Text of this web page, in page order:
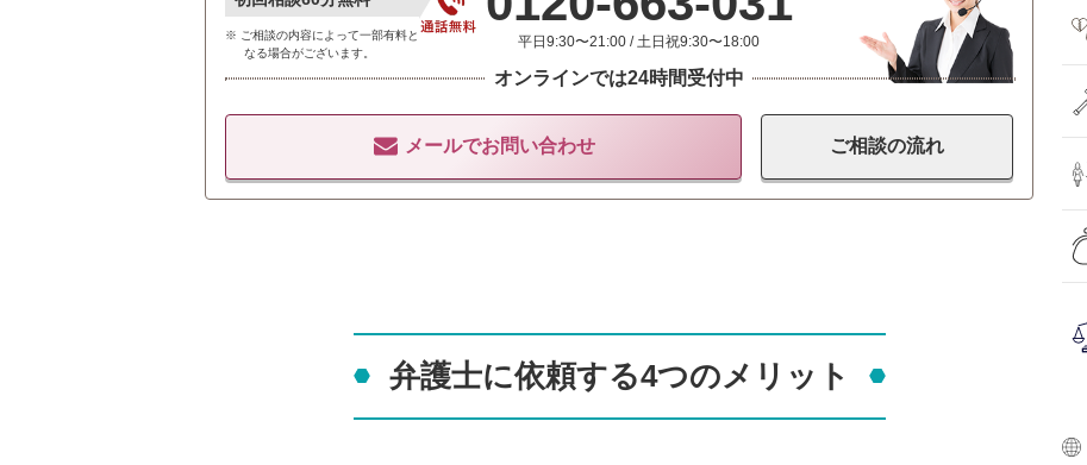
ご相談の内容によって一部有料と
なる場合がございます。
平日9:30〜21:00 / 土日祝9:30〜18:00
オンラインでは24時間受付中
メールでお問い合わせ ご相談の流れ
弁護士に依頼する4つのメリット